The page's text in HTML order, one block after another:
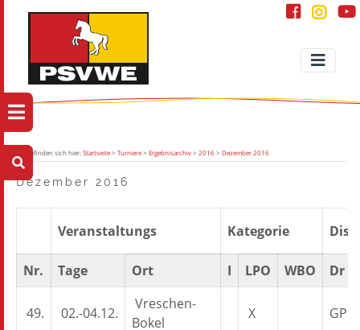
Sie befinden sich hier:Startseite> Turniere> Ergebnisarchiv> 2016> Dezember 2016
Dezember 2016
Veranstaltungs Kategorie
Nr. Tage Ort I LPO WBO Dr
49. 02.-04.12.
Vreschen-
Bokel
X GP